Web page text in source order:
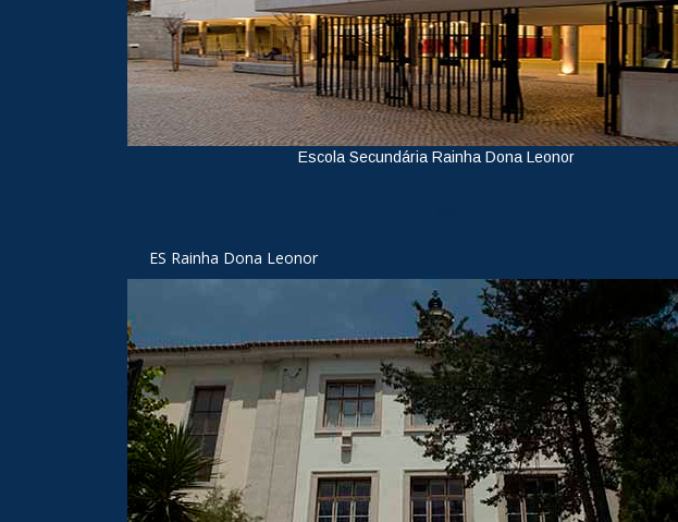
Escola Secundária Rainha Dona Leonor
ES Rainha Dona Leonor